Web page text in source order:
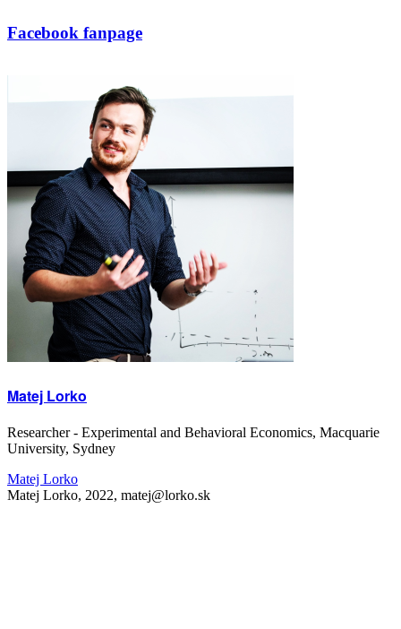
Facebook fanpage
Matej Lorko
Researcher - Experimental and Behavioral Economics, Macquarie
University, Sydney
Matej Lorko
Matej Lorko, 2022, matej@lorko.sk